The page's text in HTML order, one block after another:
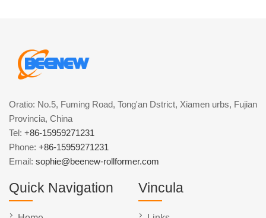
Oratio: No.5, Fuming Road, Tong'an Dstrict, Xiamen urbs, Fujian
Provincia, China
Tel: +86-15959271231
Phone: +86-15959271231
Email: sophie@beenew-rollformer.com
Quick Navigation Vincula